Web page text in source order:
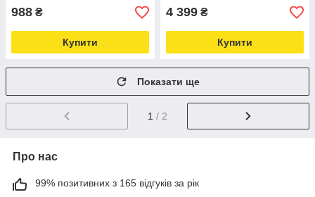
988 ₴
Купити
4 399 ₴
Купити
Показати ще
1 / 2
Про нас
99% позитивних з 165 відгуків за рік